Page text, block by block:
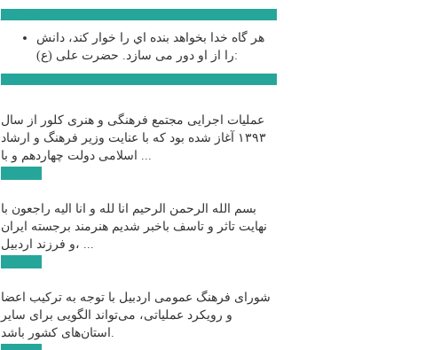
هر گاه خدا بخواهد بنده اي را خوار كند، دانش
را از او دور می سازد.حضرت علی (ع):
عملیات اجرایی مجتمع فرهنگی و هنری کلور از سال
۱۳۹۳ آغاز شده بود که با عنایت وزیر فرهنگ و ارشاد
اسلامی دولت چهاردهم و با ...
بسم الله الرحمن الرحیم انا لله و انا الیه راجعون با
نهایت تاثر و تاسف باخبر شدیم هنرمند برجسته ایران
و فرزند اردبیل، ...
شورای فرهنگ عمومی اردبیل با توجه به ترکیب اعضا
و رویکرد عملیاتی، می‌تواند الگویی برای سایر
استان‌های کشور باشد.